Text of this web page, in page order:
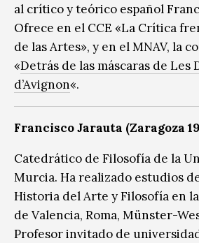
al crítico y teórico español
Ofrece en el CCE «La Crítica
de las Artes», y en el MNAV, la
«Detrás de las máscaras de Les
d’Avignon«.
Francisco Jarauta (Zaragoza
Catedrático de Filosofía de la
Murcia. Ha realizado estudios
Historia del Arte y Filosofía en
de Valencia, Roma, Münster-
Profesor invitado de